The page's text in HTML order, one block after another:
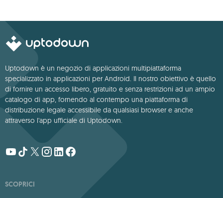
Uptodown è un negozio di applicazioni multipiattaforma
specializzato in applicazioni per Android. Il nostro obiettivo è quello
di fornire un accesso libero, gratuito e senza restrizioni ad un ampio
catalogo di app, fornendo al contempo una piattaforma di
distribuzione legale accessibile da qualsiasi browser e anche
attraverso l'app ufficiale di Uptodown.
SCOPRICI